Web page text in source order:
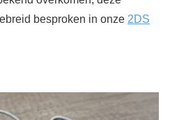
besproken in onze 2DS